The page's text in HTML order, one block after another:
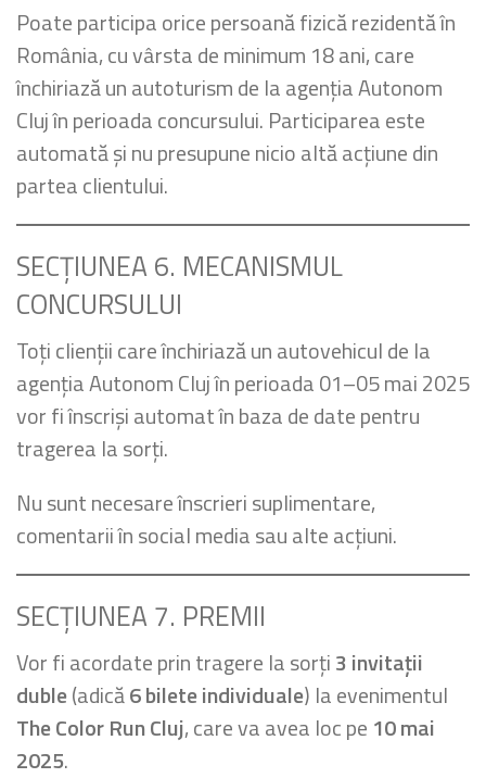
Poate participa orice persoană fizică rezidentă în
România, cu vârsta de minimum 18 ani, care
închiriază un autoturism de la agenția Autonom
Cluj în perioada concursului. Participarea este
automată și nu presupune nicio altă acțiune din
partea clientului.
SECȚIUNEA 6. MECANISMUL
CONCURSULUI
Toți clienții care închiriază un autovehicul de la
agenția Autonom Cluj în perioada 01–05 mai 2025
vor fi înscriși automat în baza de date pentru
tragerea la sorți.
Nu sunt necesare înscrieri suplimentare,
comentarii în social media sau alte acțiuni.
SECȚIUNEA 7. PREMII
Vor fi acordate prin tragere la sorți3 invitații
duble(adică6 bilete individuale) la evenimentul
The Color Run Cluj, care va avea loc pe 10 mai
2025.